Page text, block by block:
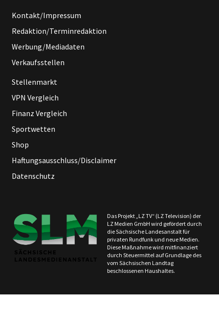
Kontakt/Impressum
Redaktion/Terminredaktion
Werbung/Mediadaten
Verkaufsstellen
Stellenmarkt
VPN Vergleich
Finanz Vergleich
Sportwetten
Shop
Haftungsausschluss/Disclaimer
Datenschutz
Das Projekt „LZ TV“ (LZ Television) der
LZ Medien GmbH wird gefördert durch
die Sächsische Landesanstalt für
privaten Rundfunk und neue Medien.
Diese Maßnahme wird mitfinanziert
durch Steuermittel auf Grundlage des
vom Sächsischen Landtag
beschlossenen Haushaltes.